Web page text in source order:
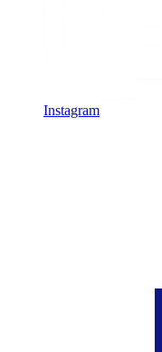
Instagram